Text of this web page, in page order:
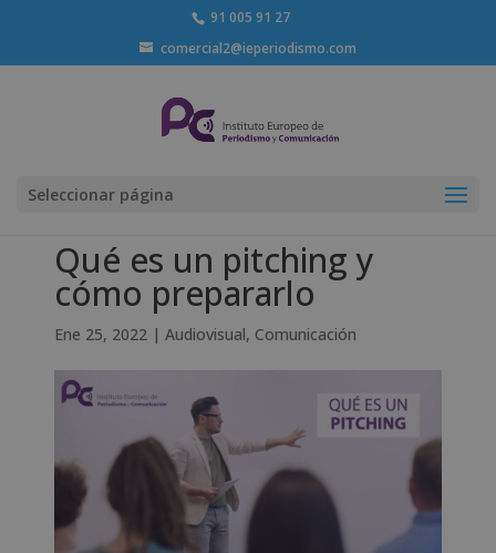
91 005 91 27
comercial2@ieperiodismo.com
Seleccionar página
Qué es un pitching y
cómo prepararlo
Ene 25, 2022| Audiovisual, Comunicación